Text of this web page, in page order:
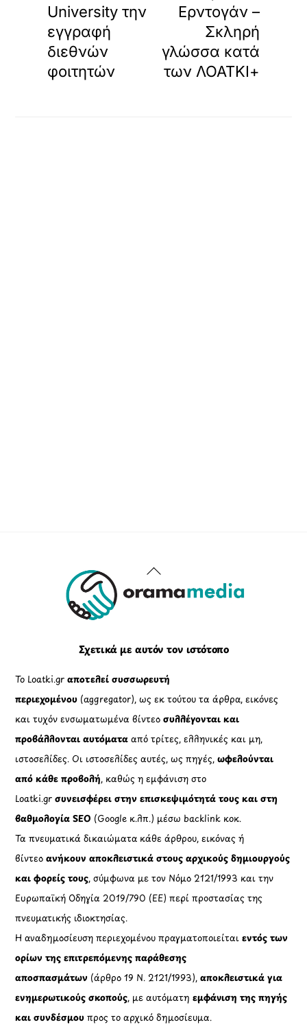
University την
εγγραφή
διεθνών
φοιτητών
Ερντογάν –
Σκληρή
γλώσσα κατά
των ΛΟΑΤΚΙ+
Back
To
Σχετικά με αυτόν τον ιστότοπο
Το Loatki.grαποτελεί συσσωρευτή
περιεχομένου (aggregator), ως εκ τούτου τα άρθρα, εικόνες
και τυχόν ενσωματωμένα βίντεοσυλλέγονται και
προβάλλονται αυτόματααπό τρίτες, ελληνικές και μη,
ιστοσελίδες. Οι ιστοσελίδες αυτές, ως πηγές,ωφελούνται
από κάθε προβολή, καθώς η εμφάνιση στο
Loatki.gr συνεισφέρει στην επισκεψιμότητά τους και στη
βαθμολογία SEO (Google κ.λπ.) μέσω backlink κοκ.
Τα πνευματικά δικαιώματα κάθε άρθρου, εικόνας ή
βίντεοανήκουν αποκλειστικά στους αρχικούς δημιουργούς
και φορείς τους, σύμφωνα με τον Νόμο 2121/1993 και την
Ευρωπαϊκή Οδηγία 2019/790 (ΕΕ) περί προστασίας της
πνευματικής ιδιοκτησίας.
Η αναδημοσίευση περιεχομένου πραγματοποιείταιεντός των
ορίων της επιτρεπόμενης παράθεσης
αποσπασμάτων (άρθρο 19 Ν. 2121/1993), αποκλειστικά για
ενημερωτικούς σκοπούς, με αυτόματηεμφάνιση της πηγής
και συνδέσμου προς το αρχικό δημοσίευμα.